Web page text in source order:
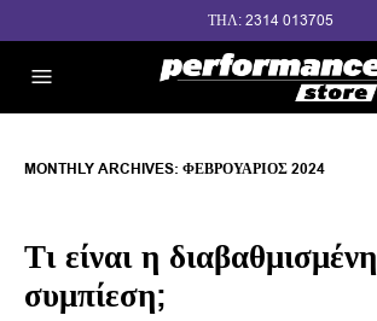
ΤΗΛ: 2314 013705
MONTHLY ARCHIVES: ΦΕΒΡΟΥΆΡΙΟΣ 2024
Τι είναι η διαβαθμισμένη
συμπίεση;